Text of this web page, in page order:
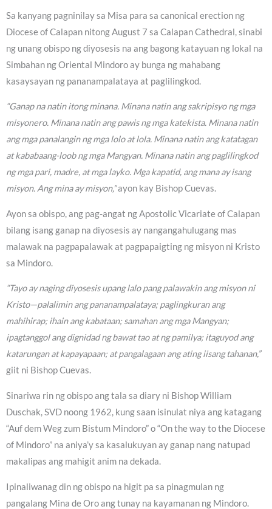
Sa kanyang pagninilay sa Misa para sa canonical erection ng
Diocese of Calapan nitong August 7 sa Calapan Cathedral, sinabi
ng unang obispo ng diyosesis na ang bagong katayuan ng lokal na
Simbahan ng Oriental Mindoro ay bunga ng mahabang
kasaysayan ng pananampalataya at paglilingkod.
“Ganap na natin itong minana. Minana natin ang sakripisyo ng mga
misyonero. Minana natin ang pawis ng mga katekista. Minana natin
ang mga panalangin ng mga lolo at lola. Minana natin ang katatagan
at kababaang-loob ng mga Mangyan. Minana natin ang paglilingkod
ng mga pari, madre, at mga layko. Mga kapatid, ang mana ay isang
misyon. Ang mina ay misyon,”ayon kay Bishop Cuevas.
Ayon sa obispo, ang pag-angat ng Apostolic Vicariate of Calapan
bilang isang ganap na diyosesis ay nangangahulugang mas
malawak na pagpapalawak at pagpapaigting ng misyon ni Kristo
sa Mindoro.
“Tayo ay naging diyosesis upang lalo pang palawakin ang misyon ni
Kristo—palalimin ang pananampalataya; paglingkuran ang
mahihirap; ihain ang kabataan; samahan ang mga Mangyan;
ipagtanggol ang dignidad ng bawat tao at ng pamilya; itaguyod ang
katarungan at kapayapaan; at pangalagaan ang ating iisang tahanan,”
giit ni Bishop Cuevas.
Sinariwa rin ng obispo ang tala sa diary ni Bishop William
Duschak, SVD noong 1962, kung saan isinulat niya ang katagang
“Auf dem Weg zum Bistum Mindoro” o “On the way to the Diocese
of Mindoro” na aniya’y sa kasalukuyan ay ganap nang natupad
makalipas ang mahigit anim na dekada.
Ipinaliwanag din ng obispo na higit pa sa pinagmulan ng
pangalang Mina de Oro ang tunay na kayamanan ng Mindoro.